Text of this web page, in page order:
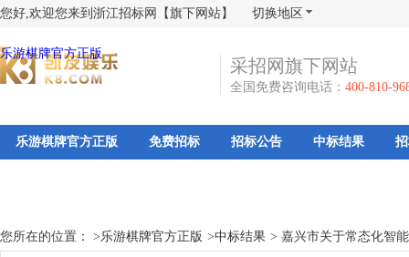
您好,欢迎您来到浙江招标网【旗下网站】 切换地区
乐游棋牌官方正版
采招网旗下网站
全国免费咨询电话： 400-810-
乐游棋牌官方正版 免费招标 招标公告 中标结果
您所在的位置： >乐游棋牌官方正版 >中标结果 > 嘉兴市关于常态化智